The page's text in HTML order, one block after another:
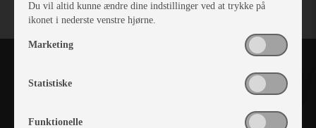
Du vil altid kunne ændre dine indstillinger ved at trykke på
ikonet i nederste venstre hjørne.
Marketing
Statistiske
Funktionelle